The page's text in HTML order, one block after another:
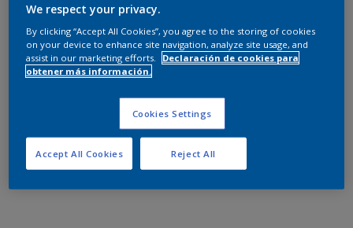
We respect your privacy.
By clicking “Accept All Cookies”, you agree to the storing of cookies
on your device to enhance site navigation, analyze site usage, and
assist in our marketing efforts.
Declaración de cookies para
obtener más información.
Cookies Settings
Reject All
Accept All Cookies